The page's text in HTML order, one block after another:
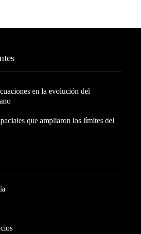
en la evolución del
que ampliaron los límites del